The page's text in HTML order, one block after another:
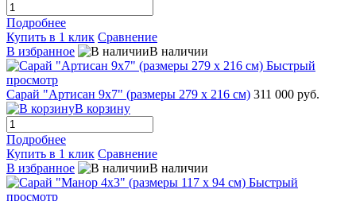
Подробнее
Купить в 1 клик Сравнение
В избранное
В наличии
Быстрый
просмотр
Сарай "Артисан 9х7" (размеры 279 х 216 см) 311 000 руб.
В корзину
Подробнее
Купить в 1 клик Сравнение
В избранное
В наличии
Быстрый
просмотр